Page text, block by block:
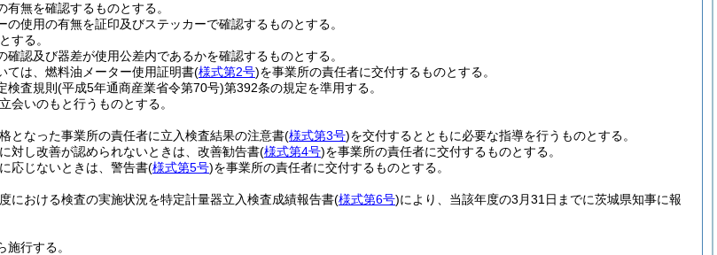
無を確認するものとする。
使用の有無を証印及びステッカーで確認するものとする。
する。
認及び器差が使用公差内であるかを確認するものとする。
ては、燃料油メーター使用証明書(様式第2号)を事業所の責任者に交付するものとする。
検査規則 (平成5年通商産業省令第70号)第392条の規定を準用する。
会いのもと行うものとする。
となった事業所の責任者に立入検査結果の注意書(様式第3号)を交付するとともに必要な指導を行うものとする。
対し改善が認められないときは、改善勧告書(様式第4号)を事業所の責任者に交付するものとする。
応じないときは、警告書(様式第5号)を事業所の責任者に交付するものとする。
における検査の実施状況を特定計量器立入検査成績報告書(様式第6号)により、当該年度の3月31日までに茨城県知事に報
行する。